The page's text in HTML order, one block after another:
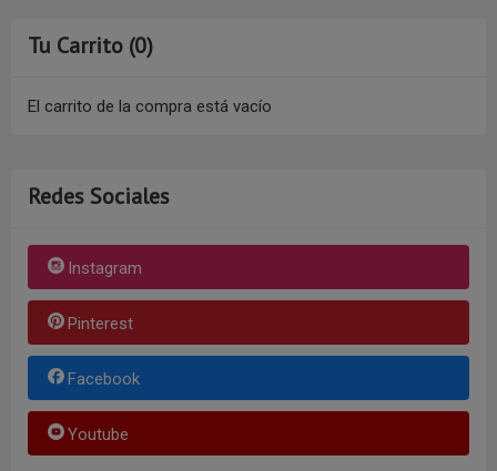
Tu Carrito (0)
El carrito de la compra está vacío
Redes Sociales
Instagram
Pinterest
Facebook
Youtube